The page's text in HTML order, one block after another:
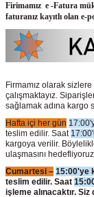
Firimamız e -Fatura
faturanız kayıtlı olan e-
Firmamız olarak
çalışmaktayız.
sağlamak adına kargo
Hafta içi her gün
teslim edilir. Saat
kargoya verilir.
ulaşmasını hedefliyoruz.
Cumartesi – 15:00'ye
teslim edilir. Saat
işleme alınacaktır.